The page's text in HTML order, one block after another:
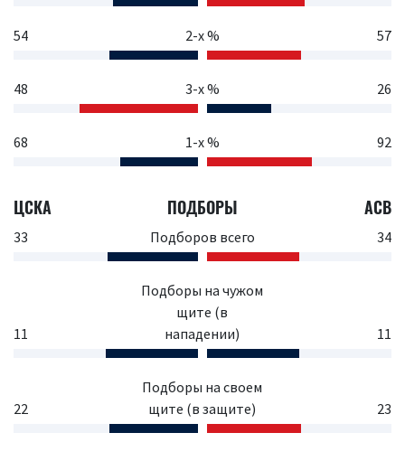
54 2-х % 57
48 3-х % 26
68 1-х % 92
ЦСКА ПОДБОРЫ АСВ
33 Подборов всего 34
11
Подборы на чужом
щите (в
нападении)
11
22
Подборы на своем
щите (в защите)
23